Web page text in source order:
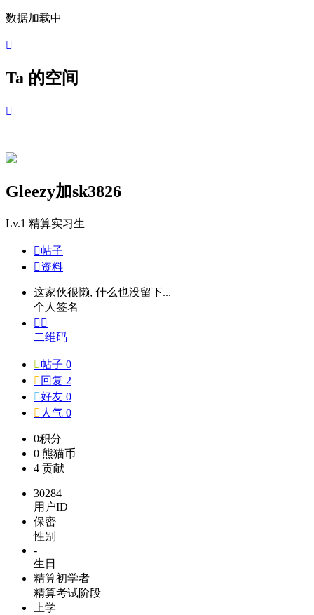
数据加载中

Ta 的空间

Gleezy加sk3826
Lv.1 精算实习生
帖子
资料
这家伙很懒, 什么也没留下...
个人签名
 
二维码
帖子 0
 回复 2
好友 0
 人气 0
0积分
0 熊猫币
4 贡献
30284
用户ID
保密
性别
-
生日
精算初学者
精算考试阶段
上学